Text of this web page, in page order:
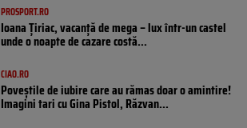
PROSPORT.RO
Ioana Țiriac, vacanță de mega – lux într-un castel
unde o noapte de cazare costă...
CIAO.RO
Poveştile de iubire care au rămas doar o amintire!
Imagini tari cu Gina Pistol, Răzvan...